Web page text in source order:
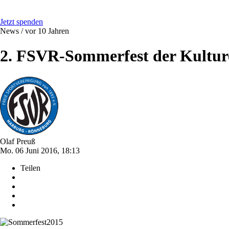
Jetzt spenden
News /vor 10 Jahren
2. FSVR-Sommerfest der
Olaf Preuß
Mo. 06 Juni 2016, 18:13
Teilen